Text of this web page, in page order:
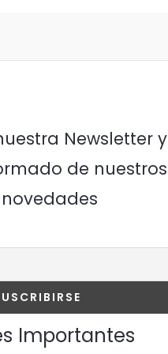
Newsletter y
de nuestros
Importantes